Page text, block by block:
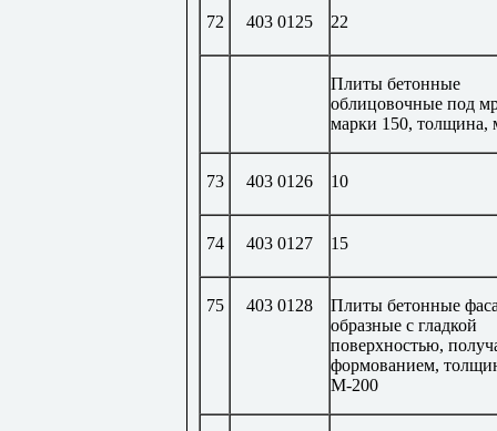
72 403 0125 22
Плиты бетонные
облицовочные под
марки 150, толщина,
73 403 0126 10
74 403 0127 15
75 403 0128
Плиты бетонные
образные с гладкой
поверхностью,
формованием,
М-200